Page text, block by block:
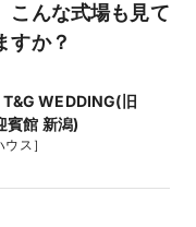
こんな式場も見て
すか？
WEDDING(旧
賓館 新潟)
ス］